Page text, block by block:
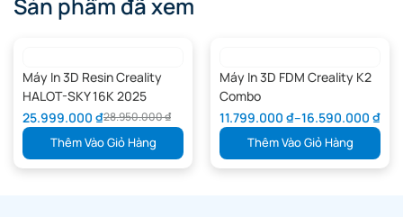
và thay đổi vật liệu.
Hầu hết máy in hiệu chuẩn lưu lượng bằng một hệ số K duy nhất và
sử dụng cho mọi trường hợp. Bambu Lab thì không. Hiệu chuẩn
Máy In 3D Resin Creality
HALOT-SKY 16K 2025
28.950.000₫
25.999.000 ₫
Thêm Vào Giỏ Hàng
Máy In 3D FDM Creality K2
Combo
11.799.000 ₫–16.590.000 ₫
Thêm Vào Giỏ Hàng